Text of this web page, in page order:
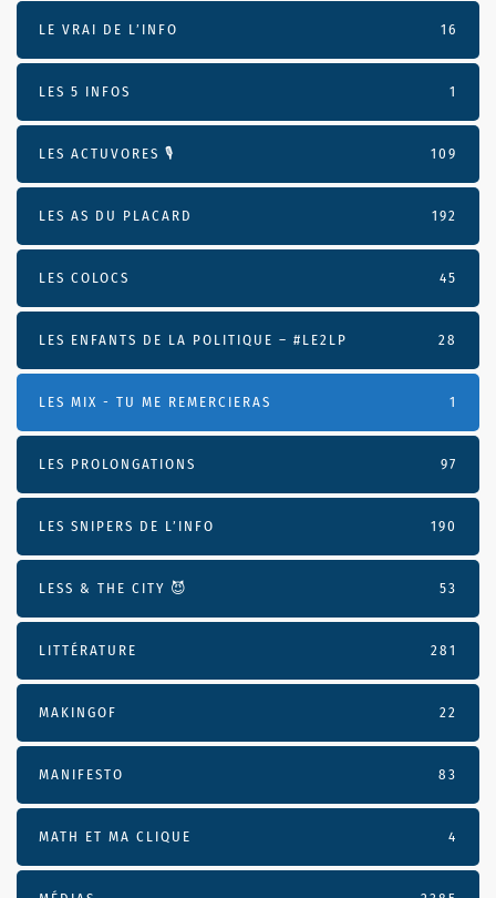
LE VRAI DE L’INFO 16
LES 5 INFOS 1
LES ACTUVORES 🎙 109
LES AS DU PLACARD 192
LES COLOCS 45
LES ENFANTS DE LA POLITIQUE – #LE2LP 28
LES MIX - TU ME REMERCIERAS 1
LES PROLONGATIONS 97
LES SNIPERS DE L’INFO 190
LESS & THE CITY 😈 53
LITTÉRATURE 281
MAKINGOF 22
MANIFESTO 83
MATH ET MA CLIQUE 4